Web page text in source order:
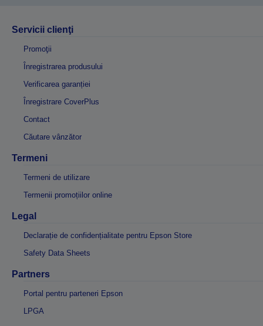
Servicii clienţi
Promoţii
Înregistrarea produsului
Verificarea garanției
Înregistrare CoverPlus
Contact
Căutare vânzător
Termeni
Termeni de utilizare
Termenii promoțiilor online
Legal
Declarație de confidențialitate pentru Epson Store
Safety Data Sheets
Partners
Portal pentru parteneri Epson
LPGA